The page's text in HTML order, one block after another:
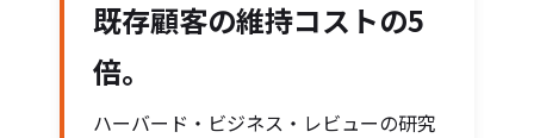
既存顧客の維持コストの5
倍。
ハーバード・ビジネス・レビューの研究